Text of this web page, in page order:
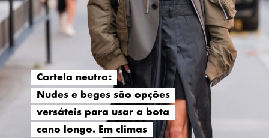
Cartela neutra:
Nudes e beges são opções
versáteis para usar a bota
cano longo. Em climas
Cartela neutra:
Nudes e beges são opções
versáteis para usar a bota
cano longo. Em climas